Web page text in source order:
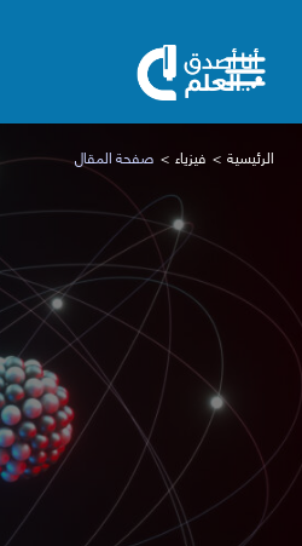
الرئيسية فيزياء صفحة المقال